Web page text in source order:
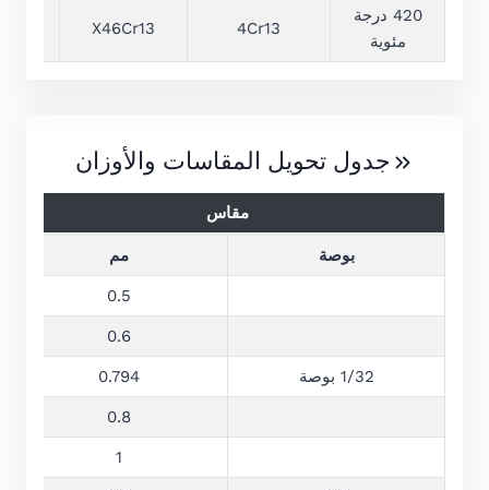
420 درجة
مئوية
4Cr13
X46Cr13
جدول تحويل المقاسات والأوزان
مقاس
بوصة مم
0.5
0.6
1/32 بوصة 0.794
0.8
1